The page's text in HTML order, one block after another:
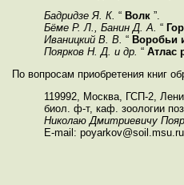
Бадридзе Я. К. “ Волк ”.
Бёме Р. Л., Банин Д. А. “
Иваницкий В. В. “ Воробьи
Поярков Н. Д. и др. “ Атлас
По вопросам приобретения книг
119992, Москва, ГСП-2,
биол. ф-т, каф. зоологии
Николаю Дмитриевичу
E-mail: poyarkov@soil.msu.ru